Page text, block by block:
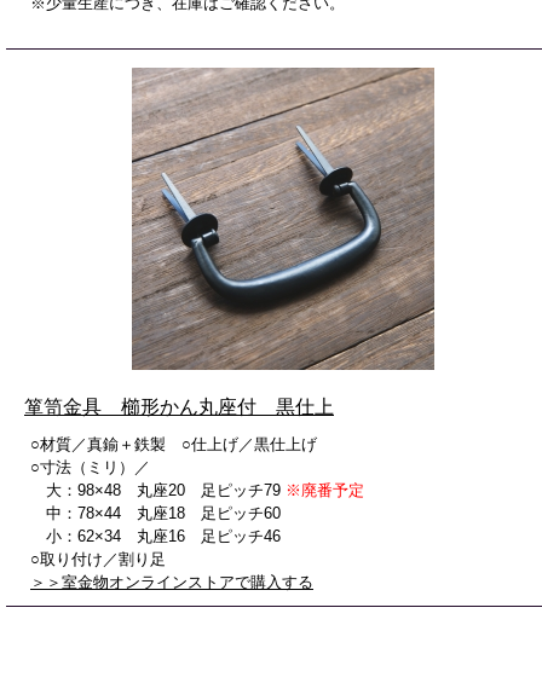
箪笥金具 櫛形かん丸座付 黒仕上
○材質／真鍮＋鉄製 ○仕上げ／黒仕上げ
○寸法（ミリ）／
大：98×48 丸座20 足ピッチ79 ※廃番予定
中：78×44 丸座18 足ピッチ60
小：62×34 丸座16 足ピッチ46
○取り付け／割り足
＞＞室金物オンラインストアで購入する